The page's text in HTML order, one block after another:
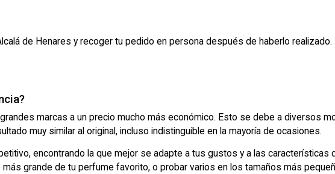
de Henares y recoger tu pedido en persona después de haberlo
marcas a un precio mucho más económico. Esto se debe a diversos
muy similar al original, incluso indistinguible en la mayoría de ocasiones.
encontrando la que mejor se adapte a tus gustos y a las características
grande de tu perfume favorito, o probar varios en los tamaños más